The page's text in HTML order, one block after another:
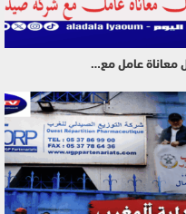
معاناة عامل مع…